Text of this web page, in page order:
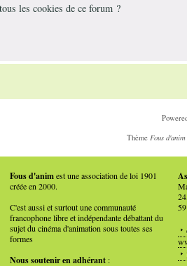
les cookies de ce forum ?
ThèmeFous d'anim
Fous d'animest une association de loi 1901
créée en 2000.
C'est aussi et surtout une communauté
francophone libre et indépendante débattant du
sujet du cinéma d'animation sous toutes ses
formes
Nous soutenir en adhérant: